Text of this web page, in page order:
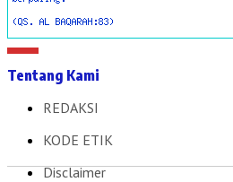
Tentang Kami
REDAKSI
KODE ETIK
Disclaimer